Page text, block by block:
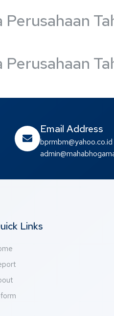
Email Address
bprmbm@yahoo.co.id
Links